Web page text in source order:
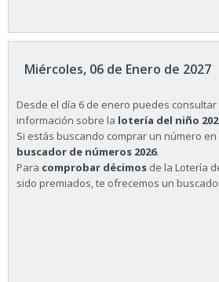
Miércoles, 06 de Enero de 2027
Desde el día 6 de enero puedes
información sobre la lotería del niño
Si estás buscando comprar un número
buscador de números 2026.
Para comprobar décimos de la Lotería
sido premiados, te ofrecemos un